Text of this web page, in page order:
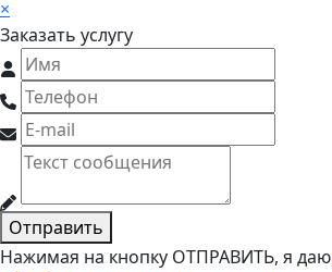
×
Заказать услугу
Отправить
Нажимая на кнопку ОТПРАВИТЬ, я даю